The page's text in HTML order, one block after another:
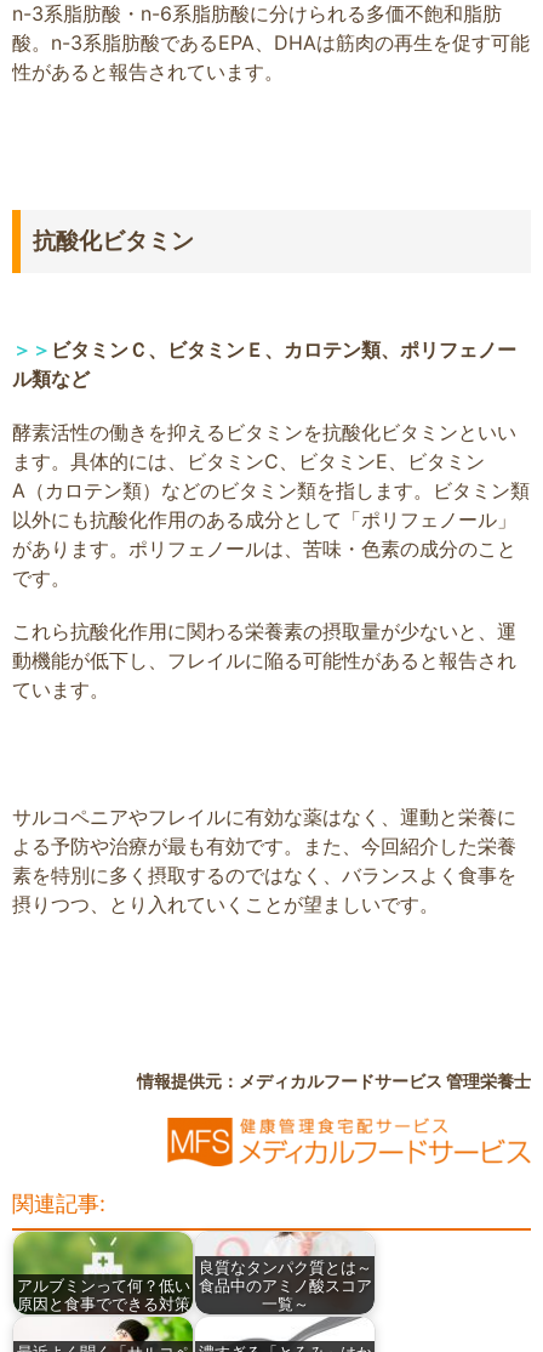
n-3系脂肪酸・n-6系脂肪酸に分けられる多価不飽和脂肪
酸。n-3系脂肪酸であるEPA、DHAは筋肉の再生を促す可能
性があると報告されています。
抗酸化ビタミン
＞＞ ビタミンＣ、ビタミンＥ、カロテン類、ポリフェノー
ル類など
酵素活性の働きを抑えるビタミンを抗酸化ビタミンといい
ます。具体的には、ビタミンC、ビタミンE、ビタミン
A（カロテン類）などのビタミン類を指します。ビタミン類
以外にも抗酸化作用のある成分として「ポリフェノール」
があります。ポリフェノールは、苦味・色素の成分のこと
です。
これら抗酸化作用に関わる栄養素の摂取量が少ないと、運
動機能が低下し、フレイルに陥る可能性があると報告され
ています。
サルコペニアやフレイルに有効な薬はなく、運動と栄養に
よる予防や治療が最も有効です。また、今回紹介した栄養
素を特別に多く摂取するのではなく、バランスよく食事を
摂りつつ、とり入れていくことが望ましいです。
情報提供元：メディカルフードサービス 管理栄養士
関連記事:
アルブミンって何？低い
原因と食事でできる対策
良質なタンパク質とは～
食品中のアミノ酸スコア
一覧～